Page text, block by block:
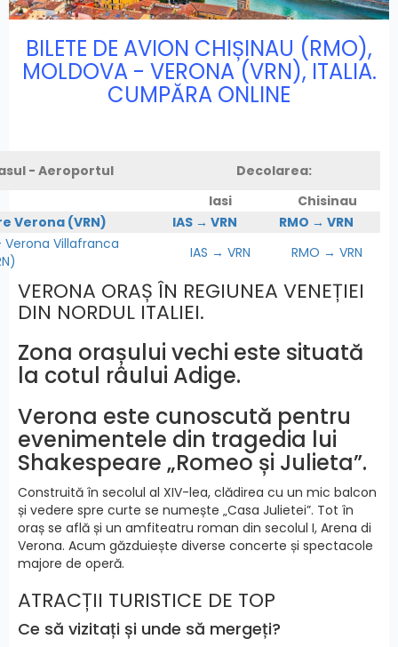
BILETE DE AVION CHIȘINAU (RMO),
MOLDOVA - VERONA (VRN), ITALIA.
CUMPĂRA ONLINE
- Aeroportul
Decolarea:
Iasi
Chisinau
Verona (VRN)
IAS → VRN
RMO → VRN
Villafranca
IAS → VRN RMO → VRN
VERONA ORAȘ ÎN REGIUNEA VENEȚIEI
DIN NORDUL ITALIEI.
Zona orașului vechi este situată
la cotul râului Adige.
Verona este cunoscută pentru
evenimentele din tragedia lui
Shakespeare „Romeo și Julieta”.
Construită în secolul al XIV-lea, clădirea cu un mic balcon
și vedere spre curte se numește „Casa Julietei”. Tot în
oraș se află și un amfiteatru roman din secolul I, Arena di
Verona. Acum găzduiește diverse concerte și spectacole
majore de operă.
ATRACȚII TURISTICE DE TOP
Ce să vizitați și unde să mergeți?